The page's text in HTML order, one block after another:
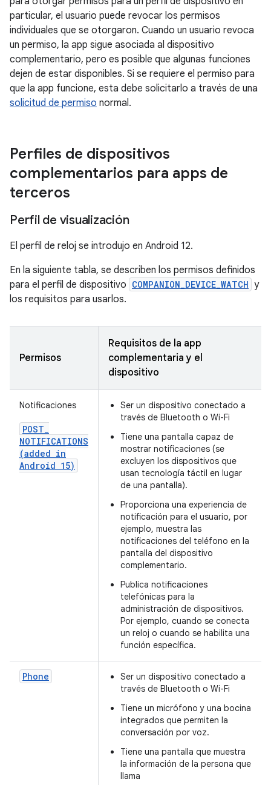
particular, el usuario puede revocar los permisos
individuales que se otorgaron. Cuando un usuario revoca
un permiso, la app sigue asociada al dispositivo
complementario, pero es posible que algunas funciones
dejen de estar disponibles. Si se requiere el permiso para
que la app funcione, esta debe solicitarlo a través de una
solicitud de permiso normal.
Perfiles de dispositivos
complementarios para apps de
terceros
Perfil de visualización
El perfil de reloj se introdujo en Android 12.
En la siguiente tabla, se describen los permisos definidos
para el perfil de dispositivo COMPANION_DEVICE_WATCH y
los requisitos para usarlos.
Permisos
Requisitos de la app
complementaria y el
dispositivo
Notificaciones
POST_
NOTIFICATIONS
(added in
Android 15)
Ser un dispositivo conectado a
través de Bluetooth o Wi-Fi
Tiene una pantalla capaz de
mostrar notificaciones (se
excluyen los dispositivos que
usan tecnología táctil en lugar
de una pantalla).
Proporciona una experiencia de
notificación para el usuario, por
ejemplo, muestra las
notificaciones del teléfono en la
pantalla del dispositivo
complementario.
Publica notificaciones
telefónicas para la
administración de dispositivos.
Por ejemplo, cuando se conecta
un reloj o cuando se habilita una
función específica.
Phone
Ser un dispositivo conectado a
través de Bluetooth o Wi-Fi
Tiene un micrófono y una bocina
integrados que permiten la
conversación por voz.
Tiene una pantalla que muestra
la información de la persona que
llama